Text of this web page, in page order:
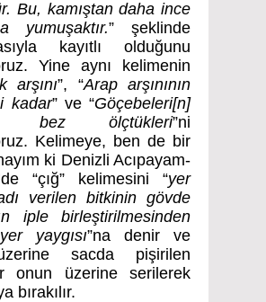
Bu, kamıştan daha ince
yumuşaktır.” şeklinde
kayıtlı olduğunu
Yine aynı kelimenin
arşını”, “Arap arşınının
kadar” ve “Göçebeleri[n]
bez ölçtükleri”ni
Kelimeye, ben de bir
ki Denizli Acıpayam-
“çığ” kelimesini “yer
verilen bitkinin gövde
iple birleştirilmesinden
yaygısı”na denir ve
sacda pişirilen
onun üzerine serilerek
bırakılır.